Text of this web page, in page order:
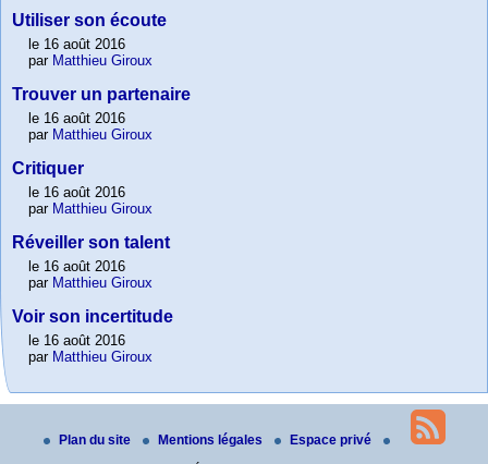
Utiliser son écoute
le 16 août 2016
par Matthieu Giroux
Trouver un partenaire
le 16 août 2016
par Matthieu Giroux
Critiquer
le 16 août 2016
par Matthieu Giroux
Réveiller son talent
le 16 août 2016
par Matthieu Giroux
Voir son incertitude
le 16 août 2016
par Matthieu Giroux
Plan du site Mentions légales
Espace privé